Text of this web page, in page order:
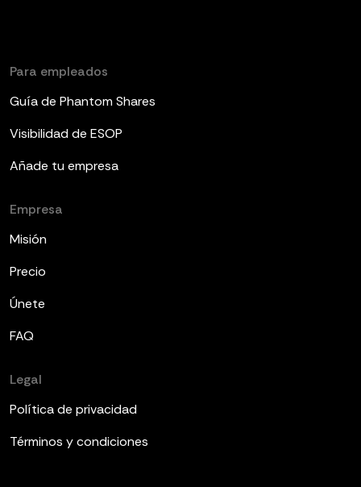
Para empleados
Guía de Phantom Shares
Visibilidad de ESOP
Añade tu empresa
Empresa
Misión
Precio
Únete
FAQ
Legal
Política de privacidad
Términos y condiciones